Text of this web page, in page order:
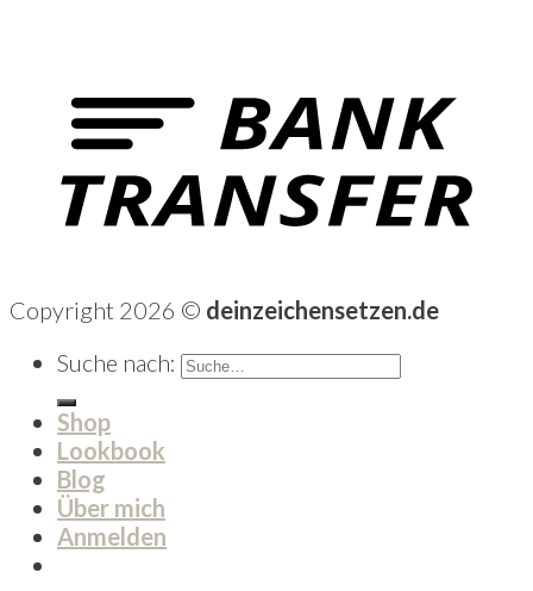
Copyright 2026 © deinzeichensetzen.de
Suche nach:
Shop
Lookbook
Blog
Über mich
Anmelden